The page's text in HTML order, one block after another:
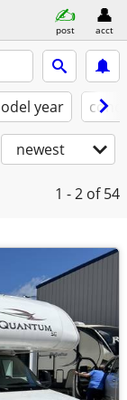
post acct
year
newest
1 - 2 of 54